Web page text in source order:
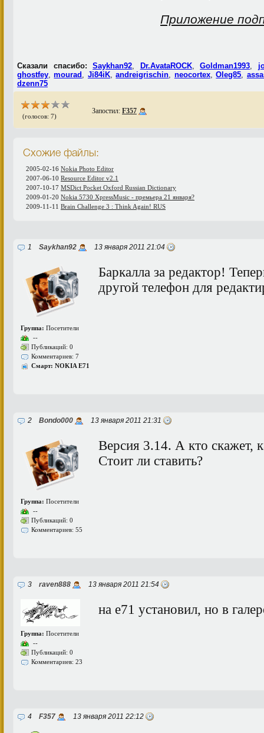
Приложение
Сказали спасибо: Saykhan92, Dr.AvataROCK,Goldman1993,
ghostfey,mourad , Ji84iK,andreigrischin, neocortex,Oleg85,
dzenn75
(голосов: 7)
Запостил: F357
Схожие файлы:
2005-02-16 Nokia Photo Editor
2007-06-10 Resource Editor v2.1
2007-10-17 MSDict Pocket Oxford Russian Dictionary
2009-01-20 Nokia 5730 XpressMusic - премьера 21 января?
2009-11-11 Brain Challenge 3 : Think Again! RUS
1 Saykhan92 13 января 2011 21:04
Группа: Посетители
--
Публикаций: 0
Комментариев: 7
Смарт: NOKIA E71
Баркалла за редактор!
другой телефон для
2 Bondo000 13 января 2011 21:31
Группа: Посетители
--
Публикаций: 0
Комментариев: 55
Версия 3.14. А кто скажет,
Стоит ли ставить?
3 raven888 13 января 2011 21:54
Группа: Посетители
--
Публикаций: 0
Комментариев: 23
на е71 установил, но в
4 F357 13 января 2011 22:12